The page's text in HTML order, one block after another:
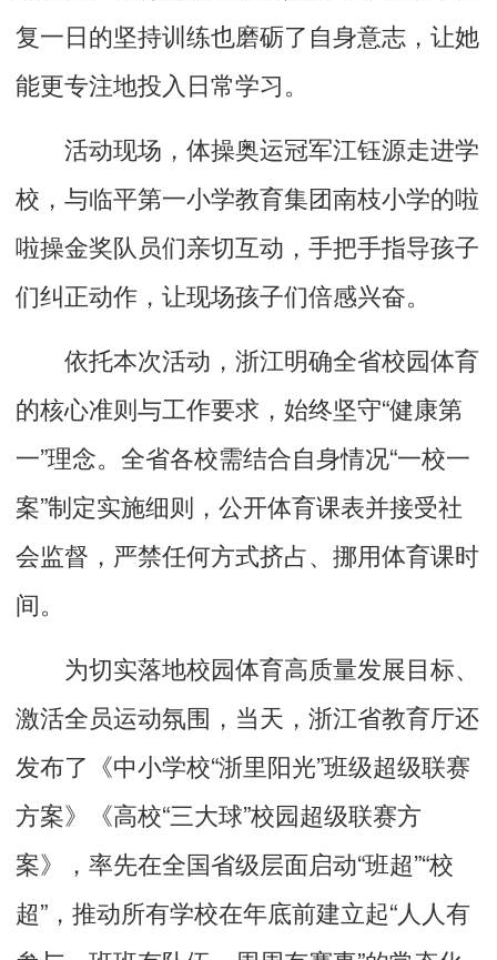
复一日的坚持训练也磨砺了自身意志，让她
能更专注地投入日常学习。
活动现场，体操奥运冠军江钰源走进学
校，与临平第一小学教育集团南枝小学的啦
啦操金奖队员们亲切互动，手把手指导孩子
们纠正动作，让现场孩子们倍感兴奋。
依托本次活动，浙江明确全省校园体育
的核心准则与工作要求，始终坚守“健康第
一”理念。全省各校需结合自身情况“一校一
案”制定实施细则，公开体育课表并接受社
会监督，严禁任何方式挤占、挪用体育课时
间。
为切实落地校园体育高质量发展目标、
激活全员运动氛围，当天，浙江省教育厅还
发布了《中小学校“浙里阳光”班级超级联赛
方案》《高校“三大球”校园超级联赛方
案》，率先在全国省级层面启动“班超”“校
超”，推动所有学校在年底前建立起“人人有